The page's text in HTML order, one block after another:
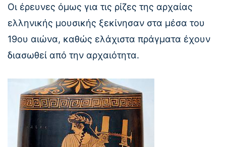
Οι έρευνες όμως για τις ρίζες της αρχαίας
ελληνικής μουσικής ξεκίνησαν στα μέσα του
19ου αιώνα, καθώς ελάχιστα πράγματα έχουν
διασωθεί από την αρχαιότητα.